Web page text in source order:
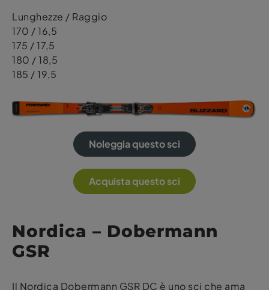
Lunghezze / Raggio
170 / 16,5
175 / 17,5
180 / 18,5
185 / 19,5
Noleggia questo sci
Acquista questo sci
Nordica – Dobermann
GSR
Il Nordica Dobermann GSR DC è uno sci che ama